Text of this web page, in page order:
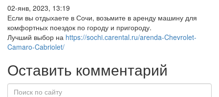
02-янв, 2023, 13:19
Если вы отдыхаете в Сочи, возьмите в аренду машину для
комфортных поездок по городу и пригороду.
Лучший выбор на https://sochi.carental.ru/arenda-Chevrolet-
Camaro-Cabriolet/
Оставить комментарий